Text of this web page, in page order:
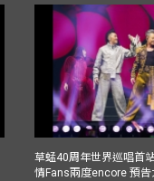
草蜢40周年世界巡唱首
情Fans兩度encore 預